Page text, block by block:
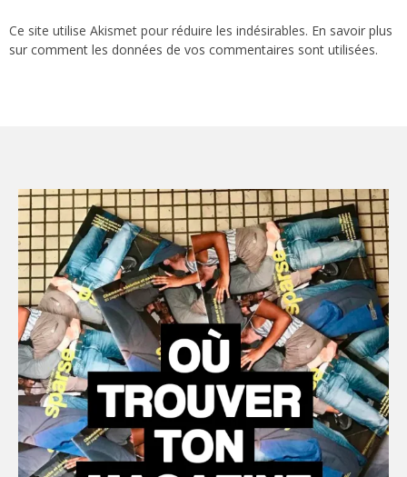
Ce site utilise Akismet pour réduire les indésirables. En savoir plus
sur comment les données de vos commentaires sont utilisées.